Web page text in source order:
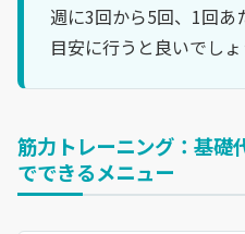
週に3回から5回、1回あ
目安に行うと良いでしょ
筋力トレーニング：基礎
でできるメニュー